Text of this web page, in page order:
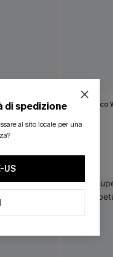
esagerati Gilet bianco
di spedizione
al sito locale per una
US